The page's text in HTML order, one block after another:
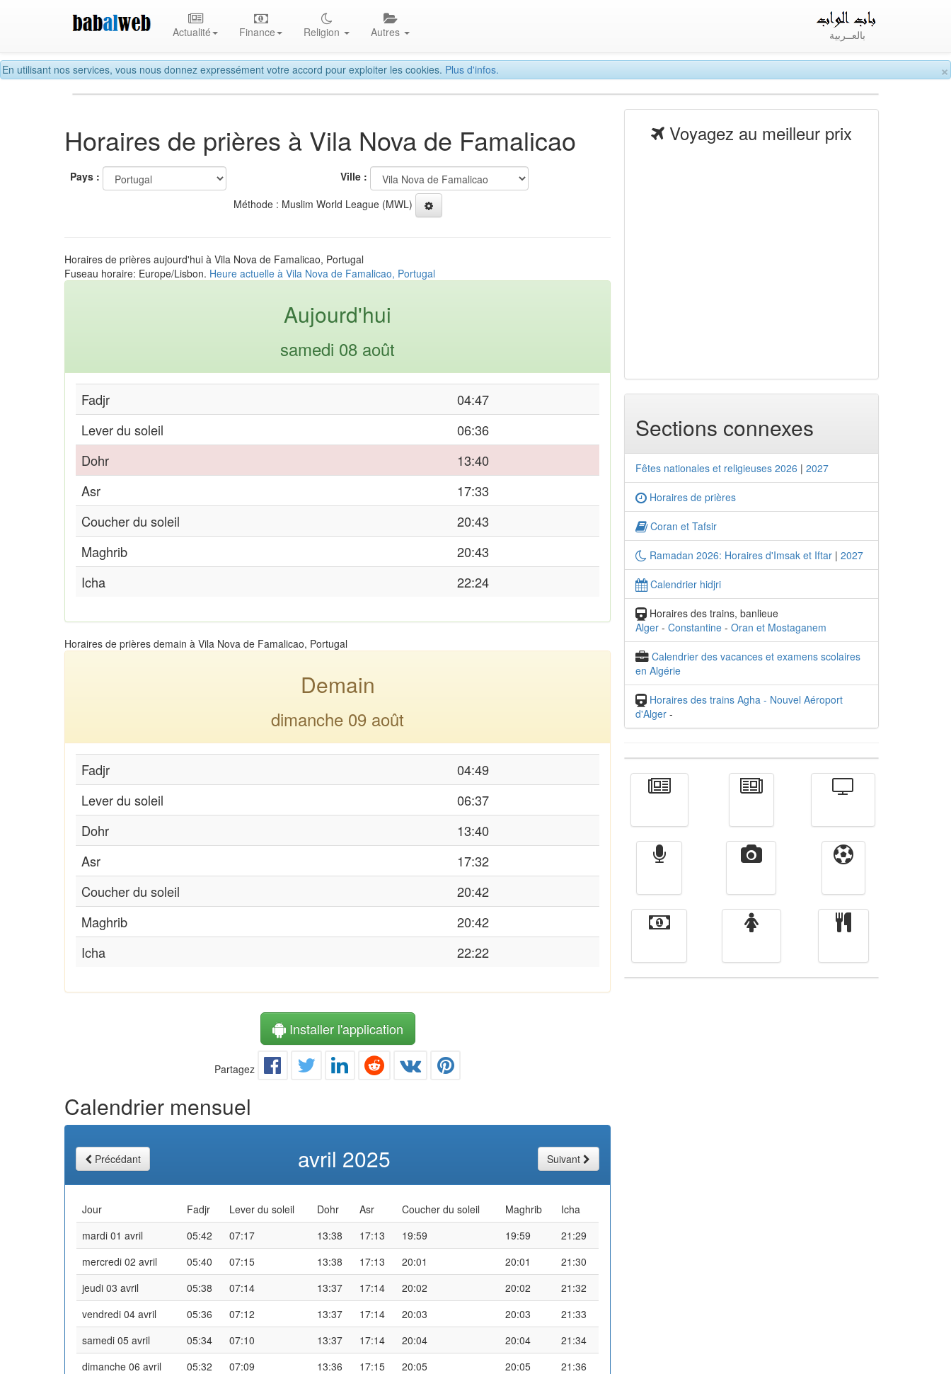
×
En utilisant nos services, vous nous donnez expressément votre accord pour exploiter les cookies. Plus d'infos.
Actualité Finance Religion Autres بالعــربية
Horaires de prières à Vila Nova de Famalicao
Pays :
Ville :
Méthode : Muslim World League (MWL)
Horaires de prières aujourd'hui à Vila Nova de Famalicao, Portugal
Fuseau horaire: Europe/Lisbon. Heure actuelle à Vila Nova de Famalicao, Portugal
Aujourd'hui
samedi 08 août
Fadjr
04:47
Lever du soleil
06:36
Dohr
13:40
Asr
17:33
Coucher du soleil
20:43
Maghrib
20:43
Icha
22:24
Horaires de prières demain à Vila Nova de Famalicao, Portugal
Demain
dimanche 09 août
Fadjr
04:49
Lever du soleil
06:37
Dohr
13:40
Asr
17:32
Coucher du soleil
20:42
Maghrib
20:42
Icha
22:22
Installer l'application
Partagez
Calendrier mensuel
Précédant avril 2025 Suivant
Jour Fadjr Lever du soleil Dohr Asr Coucher du soleil Maghrib
Icha
mardi 01 avril
05:42 07:17 13:38 17:13 19:59 19:59
21:29
mercredi 02 avril
05:40 07:15 13:38 17:13 20:01 20:01
21:30
jeudi 03 avril
05:38 07:14 13:37 17:14 20:02 20:02
21:32
vendredi 04 avril
05:36 07:12 13:37 17:14 20:03 20:03
21:33
samedi 05 avril
05:34 07:10 13:37 17:14 20:04 20:04
21:34
dimanche 06 avril
05:32 07:09 13:36 17:15 20:05 20:05
21:36
Voyagez au meilleur prix
Sections connexes
Fêtes nationales et religieuses 2026 | 2027
Horaires de prières
Coran et Tafsir
Ramadan 2026: Horaires d'Imsak et Iftar | 2027
Calendrier hidjri
Horaires des trains, banlieue
Alger - Constantine - Oran et Mostaganem
Calendrier des vacances et examens scolaires
en Algérie
Horaires des trains Agha - Nouvel Aéroport
d'Alger -